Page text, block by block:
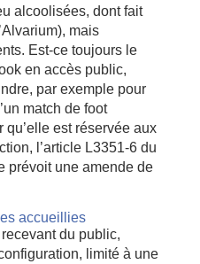
alcoolisées, dont fait
mais
Est-ce toujours le
en accès public,
par exemple pour
match de foot
est réservée aux
l’article L3351-6 du
prévoit une amende de
accueillies
du public,
limité à une